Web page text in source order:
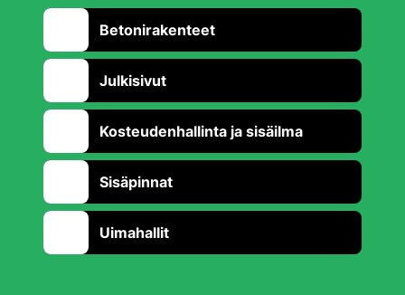
Betonirakenteet
Julkisivut
Kosteudenhallinta ja sisäilma
Sisäpinnat
Uimahallit